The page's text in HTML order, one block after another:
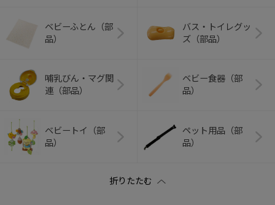
ベビーふとん（部
品）
バス・トイレグッ
ズ（部品）
哺乳びん・マグ関
連（部品）
ベビー食器（部
品）
ベビートイ（部
品）
ペット用品（部
品）